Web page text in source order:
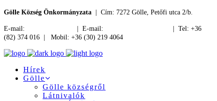
Gölle Község Önkormányzata | Cím: 7272 Gölle, Petőfi utca 2/b.
E-mail: | E-mail:
| Tel: +36
(82) 374 016 | Mobil: +36 (30) 219 4064
Hírek
Gölle
Gölle községről
Látnivalók